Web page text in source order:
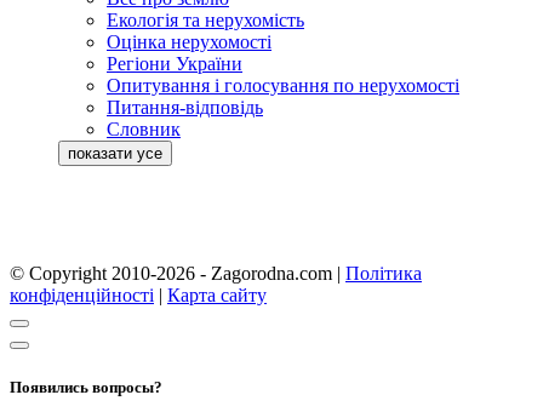
Екологія та нерухомість
Оцінка нерухомості
Регіони України
Опитування і голосування по нерухомості
Питання-відповідь
Словник
© Copyright 2010-2026 - Zagorodna.com | Політика
конфіденційності | Карта сайту
Появились вопросы?